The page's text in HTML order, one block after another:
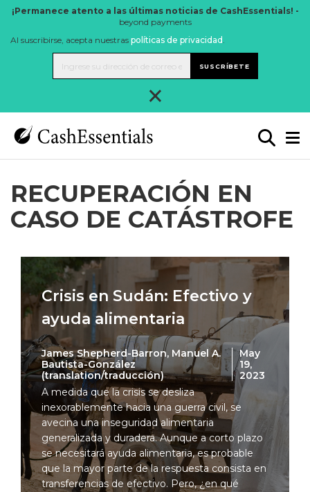
¡Permanece atento a las últimas noticias de CashEssentials! -
beyond payments
Al suscribirse, acepta nuestras políticas de privacidad .
SUSCRÍBETE
×
RECUPERACIÓN EN
CASO DE CATÁSTROFE
Crisis en Sudán: Efectivo y
ayuda alimentaria
James Shepherd-Barron, Manuel A.
Bautista-González
(translation/traducción)
May
19,
2023
A medida que la crisis se desliza
inexorablemente hacia una guerra civil, se
avecina una inseguridad alimentaria
generalizada y duradera. Aunque a corto plazo
se necesitará ayuda alimentaria, es probable
que la mayor parte de la respuesta consista en
transferencias de efectivo. Pero, ¿en qué